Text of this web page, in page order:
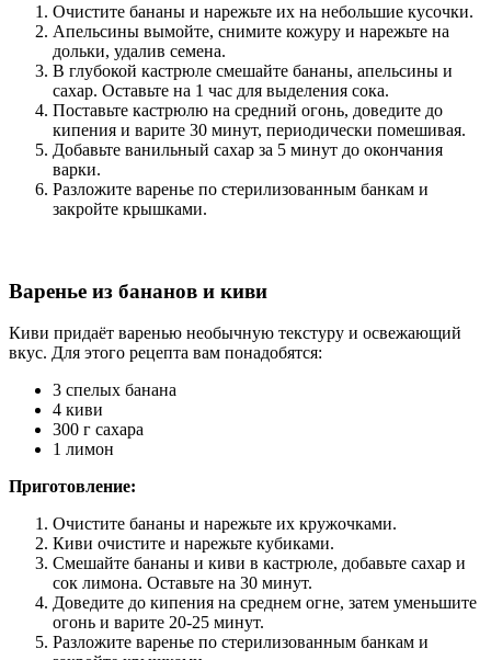
Очистите бананы и нарежьте их на небольшие кусочки.
Апельсины вымойте, снимите кожуру и нарежьте на
дольки, удалив семена.
В глубокой кастрюле смешайте бананы, апельсины и
сахар. Оставьте на 1 час для выделения сока.
Поставьте кастрюлю на средний огонь, доведите до
кипения и варите 30 минут, периодически помешивая.
Добавьте ванильный сахар за 5 минут до окончания
варки.
Разложите варенье по стерилизованным банкам и
закройте крышками.
Варенье из бананов и киви
Киви придаёт варенью необычную текстуру и освежающий
вкус. Для этого рецепта вам понадобятся:
3 спелых банана
4 киви
300 г сахара
1 лимон
Приготовление:
Очистите бананы и нарежьте их кружочками.
Киви очистите и нарежьте кубиками.
Смешайте бананы и киви в кастрюле, добавьте сахар и
сок лимона. Оставьте на 30 минут.
Доведите до кипения на среднем огне, затем уменьшите
огонь и варите 20-25 минут.
Разложите варенье по стерилизованным банкам и